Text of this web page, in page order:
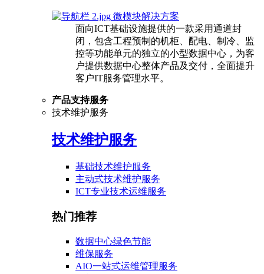
微模块解决方案
面向ICT基础设施提供的一款采用通道封
闭，包含工程预制的机柜、配电、制冷、监
控等功能单元的独立的小型数据中心，为客
户提供数据中心整体产品及交付，全面提升
客户IT服务管理水平。
产品支持服务
技术维护服务
技术维护服务
基础技术维护服务
主动式技术维护服务
ICT专业技术运维服务
热门推荐
数据中心绿色节能
维保服务
AIO一站式运维管理服务